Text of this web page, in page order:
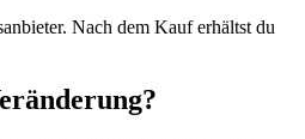
Nach dem Kauf erhältst du